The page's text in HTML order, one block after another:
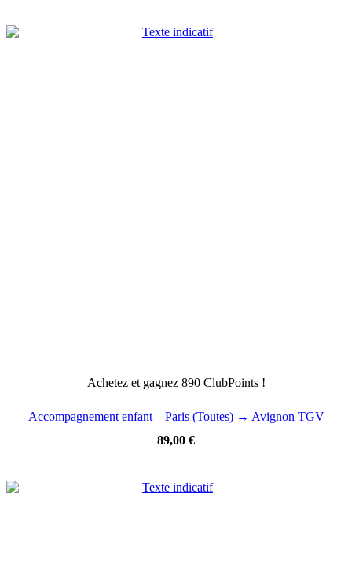
Achetez et gagnez 890 ClubPoints !
Accompagnement enfant – Paris (Toutes) → Avignon TGV
89,00 €